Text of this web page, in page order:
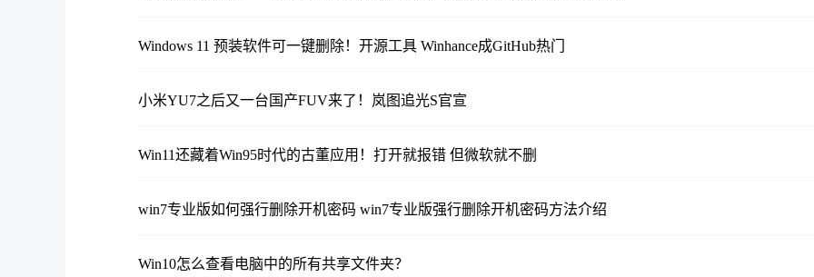
Windows 11 预装软件可一键删除！开源工具 Winhance成GitHub热门
小米YU7之后又一台国产FUV来了！岚图追光S官宣
Win11还藏着Win95时代的古董应用！打开就报错 但微软就不删
win7专业版如何强行删除开机密码 win7专业版强行删除开机密码方法介绍
Win10怎么查看电脑中的所有共享文件夹？